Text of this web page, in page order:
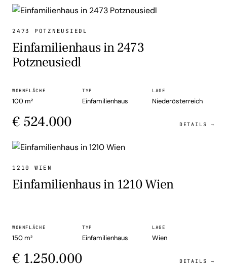
2473 POTZNEUSIEDL
Einfamilienhaus in 2473
Potzneusiedl
WOHNFLÄCHE
100 m²
TYP
Einfamilienhaus
LAGE
Niederösterreich
€ 524.000 DETAILS →
1210 WIEN
Einfamilienhaus in 1210 Wien
WOHNFLÄCHE
150 m²
TYP
Einfamilienhaus
LAGE
Wien
€ 1.250.000 DETAILS →